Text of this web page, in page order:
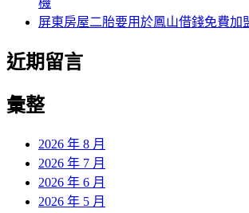
屏東房屋二胎要用於鳳山借錢免費加
近期留言
彙整
2026 年 8 月
2026 年 7 月
2026 年 6 月
2026 年 5 月